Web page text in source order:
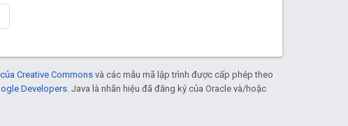
Creative Commons và các mẫu mã lập trình được cấp phép theo
Developers . Java là nhãn hiệu đã đăng ký của Oracle và/hoặc